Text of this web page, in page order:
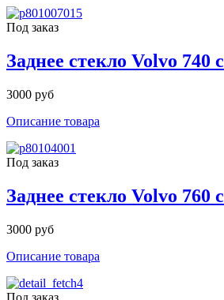
Под заказ
Заднее стекло Volvo 740
3000 руб
Описание товара
Под заказ
Заднее стекло Volvo 760
3000 руб
Описание товара
Под заказ